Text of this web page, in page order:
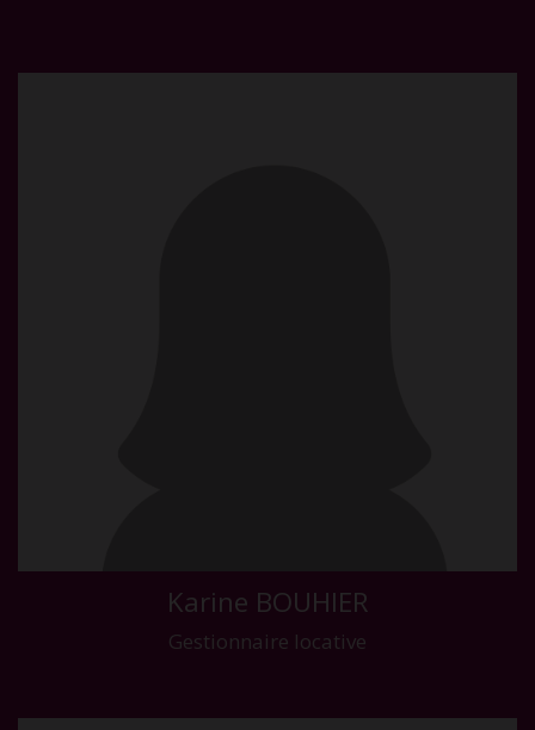
Karine BOUHIER
Gestionnaire locative